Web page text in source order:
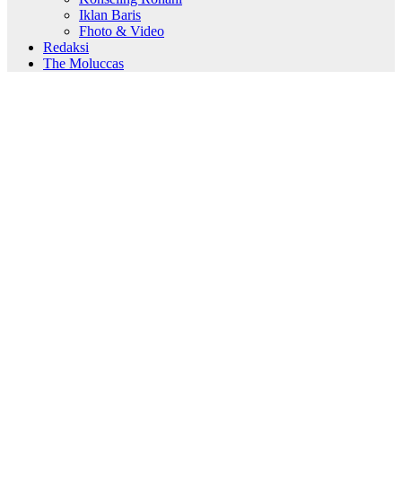
Iklan Baris
Fhoto & Video
Redaksi
The Moluccas